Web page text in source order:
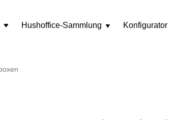
Hushoffice-SammlungRozwiń
Konfigurator